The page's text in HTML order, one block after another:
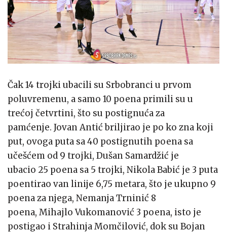
Čak 14 trojki ubacili su Srbobranci u prvom
poluvremenu, a samo 10 poena primili su u
trećoj četvrtini, što su postignuća za
pamćenje. Jovan Antić briljirao je po ko zna koji
put, ovoga puta sa 40 postignutih poena sa
učešćem od 9 trojki, Dušan Samardžić je
ubacio 25 poena sa 5 trojki, Nikola Babić je 3 puta
poentirao van linije 6,75 metara, što je ukupno 9
poena za njega, Nemanja Trninić 8
poena, Mihajlo Vukomanović 3 poena, isto je
postigao i Strahinja Momčilović, dok su Bojan